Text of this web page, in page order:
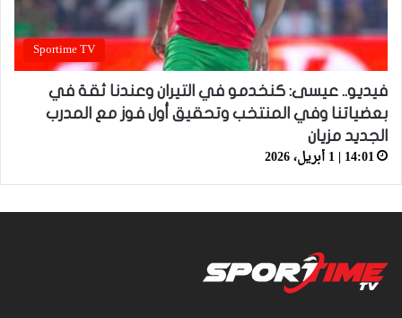
Sportime TV
فيديو.. عيسى: كنخدمو في التيران وعندنا ثقة في
بعضياتنا وفي المنتخب وتحقيق أول فوز مع المدرب
الجديد مزيان
14:01 | 1 أبريل، 2026